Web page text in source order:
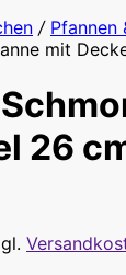
/ Pfannen
mit
26